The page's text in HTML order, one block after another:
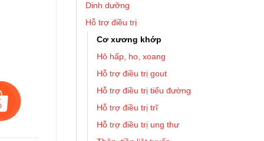
Dinh dưỡng
Hỗ trợ điều trị
Cơ xương khớp
Hô hấp, ho, xoang
Hỗ trợ điều trị gout
Hỗ trợ điều trị tiểu đường
Hỗ trợ điều trị trĩ
Hỗ trợ điều trị ung thư